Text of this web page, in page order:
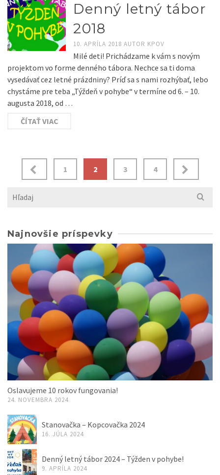
Denný letný tábor
2018
10. APRÍLA 2018AUTOR KPOV
Milé deti! Prichádzame k vám s novým
projektom vo forme denného tábora. Nechce sa ti doma
vysedávať cez letné prázdniny? Príď sa s nami rozhýbať, lebo
chystáme pre teba „Týždeň v pohybe“ v termíne od 6. – 10.
augusta 2018, od …
ČÍTAŤ VIAC
Navigácia
v
článkoch
1 2 3 4
Search
for:
Najnovšie príspevky
Oslavujeme 10 rokov fungovania!
24. NOVEMBRA 2024
Stanovačka – Kopcovačka 2024
16. JÚLA 2024
Denný letný tábor 2024 – Týžden v pohybe!
9. APRÍLA 2024